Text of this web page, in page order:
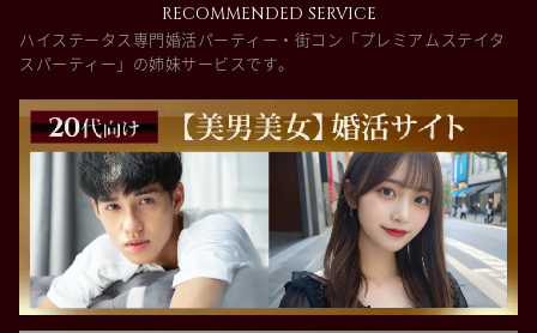
RECOMMENDED SERVICE
ハイステータス専門婚活パーティー・街コン「プレミアムステイタ
スパーティー」の姉妹サービスです。